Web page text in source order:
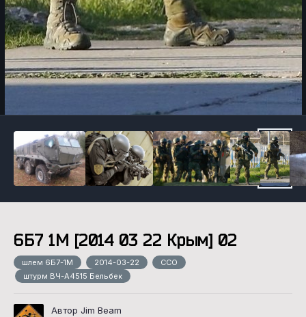
Инструменты
6Б7 1М [2014 03 22 Крым] 02
шлем 6Б7-1М 2014-03-22
ССО
штурм ВЧ-А4515 Бельбек
Автор Jim Beam